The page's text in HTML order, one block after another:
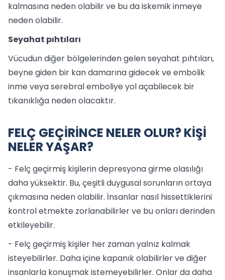
kalmasına neden olabilir ve bu da iskemik inmeye
neden olabilir.
Seyahat pıhtıları
Vücudun diğer bölgelerinden gelen seyahat pıhtıları,
beyne giden bir kan damarına gidecek ve embolik
inme veya serebral emboliye yol açabilecek bir
tıkanıklığa neden olacaktır.
FELÇ GEÇİRİNCE NELER OLUR? KİŞİ
NELER YAŞAR?
- Felç geçirmiş kişilerin depresyona girme olasılığı
daha yüksektir. Bu, çeşitli duygusal sorunların ortaya
çıkmasına neden olabilir. İnsanlar nasıl hissettiklerini
kontrol etmekte zorlanabilirler ve bu onları derinden
etkileyebilir.
- Felç geçirmiş kişiler her zaman yalnız kalmak
isteyebilirler. Daha içine kapanık olabilirler ve diğer
insanlarla konuşmak istemeyebilirler. Onlar da daha